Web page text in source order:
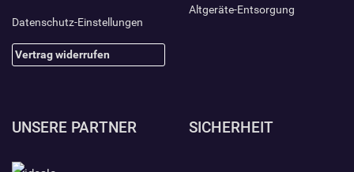
Datenschutz-Einstellungen
Vertrag widerrufen
Altgeräte-Entsorgung
UNSERE PARTNER SICHERHEIT